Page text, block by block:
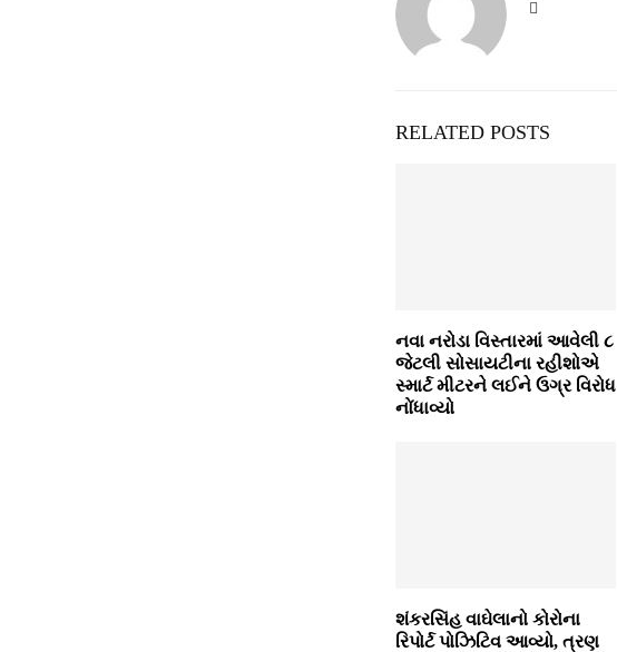
RELATED POSTS
નવા નરોડા વિસ્તારમાં આવેલી ૮
જેટલી સોસાયટીના રહીશોએ
સ્માર્ટ મીટરને લઈને ઉગ્ર વિરોધ
નોંધાવ્યો
શંકરસિંહ વાઘેલાનો કોરોના
રિપોર્ટ પોઝિટિવ આવ્યો, ત્રણ